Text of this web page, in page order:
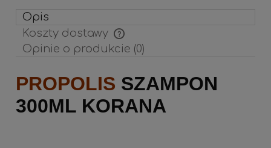
Opis
Koszty dostawy
Cena nie zawiera ewentualnych kosztów płatności
Opinie o produkcie (0)
PROPOLIS SZAMPON
300ML KORANA